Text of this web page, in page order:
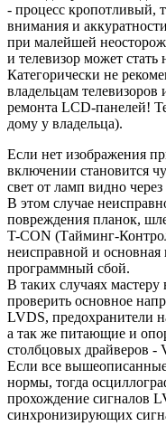
- процесс кропотливый,
внимания и
при малейшей
и телевизор может
Категорически не
владельцам
ремонта LCD-панелей!
дому у владельца).
Если нет изображения
включении становится
свет от ламп видно
В этом случае
повреждения планок,
T-CON (Тайминг-
неисправной и
программный сбой.
В таких случаях
проверить основное
LVDS, предохранители
а так же питающие и
столбцовых драйверов
Если все
нормы, тогда
прохождение сигналов
синхронизирующих